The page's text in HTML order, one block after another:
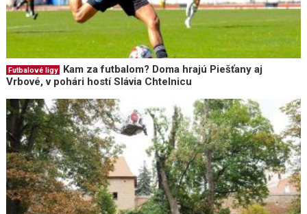
Futbalové ligy
Kam za futbalom? Doma hrajú Piešťany aj
Vrbové, v pohári hostí Slávia Chtelnicu